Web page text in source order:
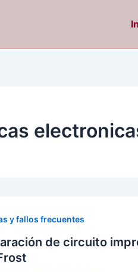
y fallos frecuentes
de circuito